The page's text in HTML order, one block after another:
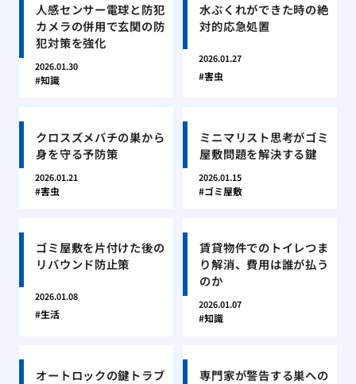
人感センサー電球と防犯
カメラの併用で玄関の防
犯対策を強化
2026.01.30
知識
水ぶくれができた時の絶
対的応急処置
2026.01.27
害虫
クロスズメバチの巣から
身を守る予防策
2026.01.21
害虫
ミニマリスト思考がゴミ
屋敷問題を解決する鍵
2026.01.15
ゴミ屋敷
ゴミ屋敷を片付けた後の
リバウンド防止策
2026.01.08
生活
賃貸物件でのトイレつま
り解消、費用は誰が払う
のか
2026.01.07
知識
オートロックの鍵トラブ
専門家が警告する巣への